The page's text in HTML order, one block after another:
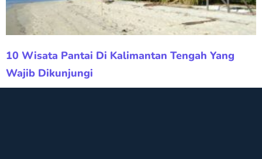
10 Wisata Pantai Di Kalimantan Tengah Yang
Wajib Dikunjungi